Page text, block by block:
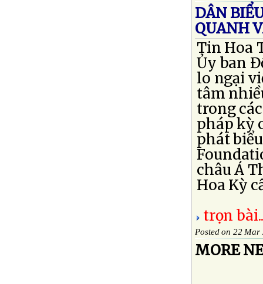
DÂN
QUANH
Tin Hoa
Ủy ban
lo ngại
tâm
trong
pháp kỳ
phát
châu Á
Hoa Kỳ
trọn
Posted on 22 Mar
MORE